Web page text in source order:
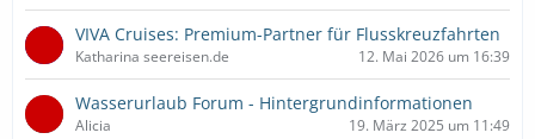
VIVA Cruises: Premium-Partner für Flusskreuzfahrten
Katharina seereisen.de 12. Mai 2026 um 16:39
Wasserurlaub Forum - Hintergrundinformationen
Alicia 19. März 2025 um 11:49